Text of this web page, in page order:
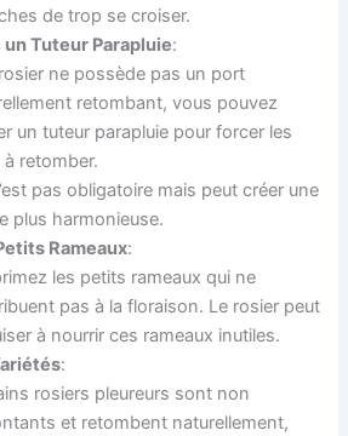
de trop se croiser.
Tuteur Parapluie:
ne possède pas un port
retombant, vous pouvez
un tuteur parapluie pour forcer les
retomber.
pas obligatoire mais peut créer une
plus harmonieuse.
Rameaux:
les petits rameaux qui ne
pas à la floraison. Le rosier peut
à nourrir ces rameaux inutiles.
:
rosiers pleureurs sont non
et retombent naturellement,